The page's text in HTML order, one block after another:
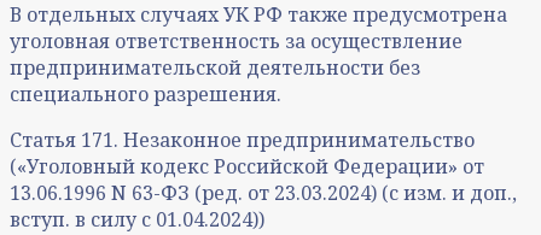
В отдельных случаях УК РФ также предусмотрена
уголовная ответственность за осуществление
предпринимательской деятельности без
специального разрешения.
Статья 171. Незаконное предпринимательство
(«Уголовный кодекс Российской Федерации» от
13.06.1996 N 63-ФЗ (ред. от 23.03.2024) (с изм. и доп.,
вступ. в силу с 01.04.2024))